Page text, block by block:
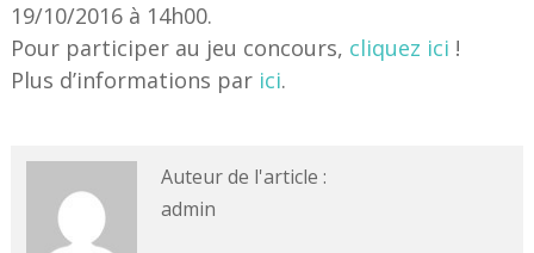
19/10/2016 à 14h00.
Pour participer au jeu concours, cliquez ici !
Plus d’informations par ici.
Auteur de l'article :
admin